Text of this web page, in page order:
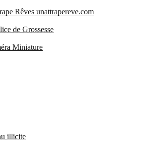
Rêves unattrapereve.com
de Grossesse
Miniature
illicite